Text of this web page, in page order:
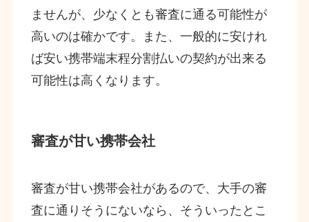
ませんが、少なくとも審査に通る可能性が
高いのは確かです。また、一般的に安けれ
ば安い携帯端末程分割払いの契約が出来る
可能性は高くなります。
審査が甘い携帯会社
審査が甘い携帯会社があるので、大手の審
査に通りそうにないなら、そういったとこ